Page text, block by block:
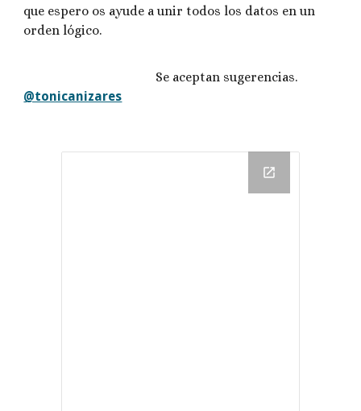
que espero os ayude a unir todos los datos en un
orden lógico.
Se aceptan sugerencias.
@tonicanizares